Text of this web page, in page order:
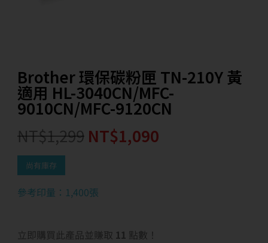
Brother 環保碳粉匣 TN-210Y 黃
適用 HL-3040CN/MFC-
9010CN/MFC-9120CN
NT$1,299 NT$1,090
尚有庫存
參考印量：1,400張
立即購買此產品並賺取 11 點數！